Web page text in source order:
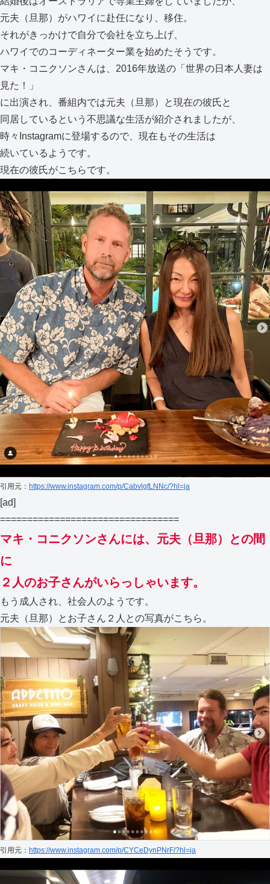
元夫（旦那）がハワイに赴任になり、移住。
それがきっかけで自分で会社を立ち上げ、
ハワイでのコーディネーター業を始めたそうです。
マキ・コニクソンさんは、2016年放送の「世界の日本人妻は
見た！」
に出演され、番組内では元夫（旦那）と現在の彼氏と
同居しているという不思議な生活が紹介されましたが、
時々Instagramに登場するので、現在もその生活は
続いているようです。
現在の彼氏がこちらです。
引用元： https://www.instagram.com/p/CabvlgfLNNc/?hl=ja
[ad]
=================================
マキ・コニクソンさんには、元夫（旦那）との間
に
２人のお子さんがいらっしゃいます。
もう成人され、社会人のようです。
元夫（旦那）とお子さん２人との写真がこちら。
引用元： https://www.instagram.com/p/CYCeDynPNrF/?hl=ja